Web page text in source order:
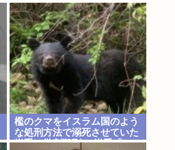
話題に
檻のクマをイスラム国のよう
な処刑方法で溺死させていた
岩手に批判殺到！ 岩手「こ、